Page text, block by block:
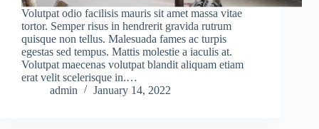
Volutpat odio facilisis mauris sit amet massa vitae
tortor. Semper risus in hendrerit gravida rutrum
quisque non tellus. Malesuada fames ac turpis
egestas sed tempus. Mattis molestie a iaculis at.
Volutpat maecenas volutpat blandit aliquam etiam
erat velit scelerisque in.…
admin
January 14, 2022